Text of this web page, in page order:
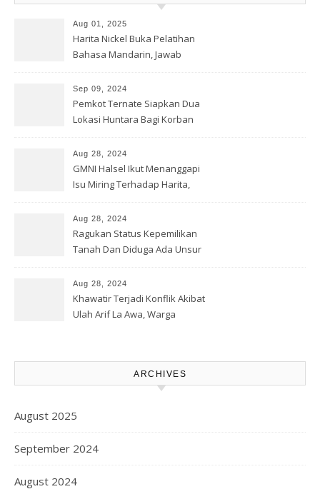
Aug 01, 2025
Harita Nickel Buka Pelatihan
Bahasa Mandarin, Jawab
Sep 09, 2024
Pemkot Ternate Siapkan Dua
Lokasi Huntara Bagi Korban
Aug 28, 2024
GMNI Halsel Ikut Menanggapi
Isu Miring Terhadap Harita,
Lahan Warga
Aug 28, 2024
Ragukan Status Kepemilikan
Tanah Dan Diduga Ada Unsur
Korporasi Harita, GPM Halsel
Minta Polres Panggil Dan
Tetapkan Bapak Arif La Awa
Aug 28, 2024
Khawatir Terjadi Konflik Akibat
Ulah Arif La Awa, Warga
ARCHIVES
August 2025
September 2024
August 2024